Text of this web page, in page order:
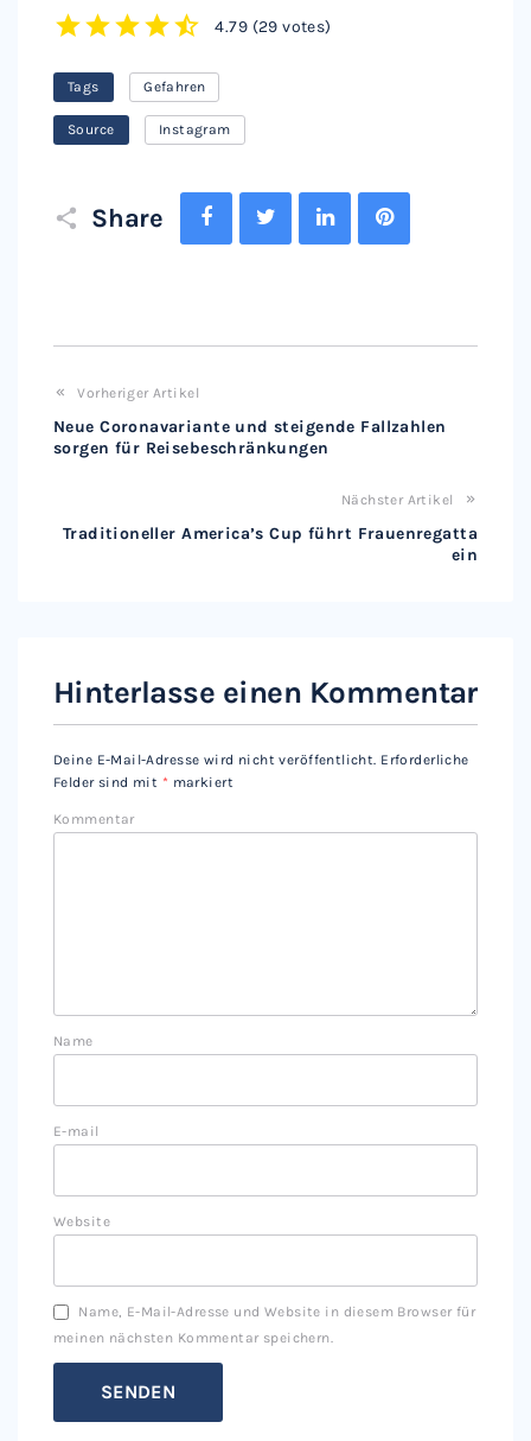
4.79 (29 votes)
Tags Gefahren
Source Instagram
Share
FacebookTwitter LinkedIn
Vorheriger Artikel
Neue Coronavariante und steigende Fallzahlen
sorgen für Reisebeschränkungen
Nächster Artikel
Traditioneller America’s Cup führt Frauenregatta
ein
Hinterlasse einen Kommentar
Deine E-Mail-Adresse wird nicht veröffentlicht. Erforderliche
Felder sind mit * markiert
Kommentar
Name
E-mail
Website
Name, E-Mail-Adresse und Website in diesem Browser für
meinen nächsten Kommentar speichern.